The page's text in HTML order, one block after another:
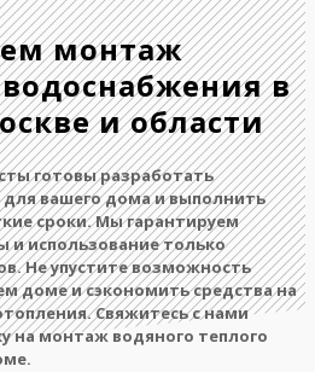
монтаж
в
и области
готовы разработать
вашего дома и выполнить
сроки. Мы гарантируем
и использование только
Не упустите возможность
доме и сэкономить средства на
Свяжитесь с нами
на монтаж водяного теплого